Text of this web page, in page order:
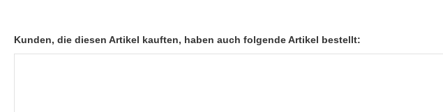
Kunden, die diesen Artikel kauften, haben auch folgende Artikel bestellt: